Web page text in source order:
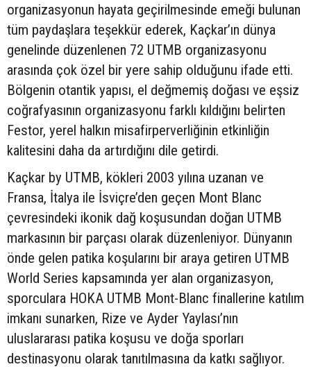
organizasyonun hayata geçirilmesinde emeği bulunan
tüm paydaşlara teşekkür ederek, Kaçkar’ın dünya
genelinde düzenlenen 72 UTMB organizasyonu
arasında çok özel bir yere sahip olduğunu ifade etti.
Bölgenin otantik yapısı, el değmemiş doğası ve eşsiz
coğrafyasının organizasyonu farklı kıldığını belirten
Festor, yerel halkın misafirperverliğinin etkinliğin
kalitesini daha da artırdığını dile getirdi.
Kaçkar by UTMB, kökleri 2003 yılına uzanan ve
Fransa, İtalya ile İsviçre’den geçen Mont Blanc
çevresindeki ikonik dağ koşusundan doğan UTMB
markasının bir parçası olarak düzenleniyor. Dünyanın
önde gelen patika koşularını bir araya getiren UTMB
World Series kapsamında yer alan organizasyon,
sporculara HOKA UTMB Mont-Blanc finallerine katılım
imkanı sunarken, Rize ve Ayder Yaylası’nın
uluslararası patika koşusu ve doğa sporları
destinasyonu olarak tanıtılmasına da katkı sağlıyor.